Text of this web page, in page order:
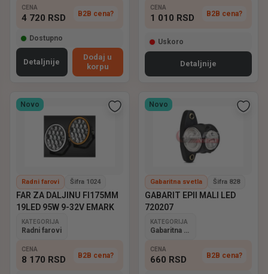
CENA
4 720 RSD B2B cena?
Dostupno
Detaljnije
Dodaj u
korpu
CENA
1 010 RSD B2B cena?
Uskoro
Detaljnije
Novo
Radni farovi Šifra 1024
FAR ZA DALJINU FI175MM
19LED 95W 9-32V EMARK
KATEGORIJA
Radni farovi
CENA
8 170 RSD B2B cena?
Novo
Gabaritna svetla Šifra 828
GABARIT EPII MALI LED
720207
KATEGORIJA
Gabaritna svetla
CENA
660 RSD B2B cena?